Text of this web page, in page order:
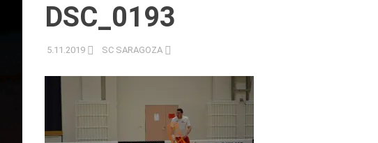
DSC_0193
5.11.2019 SC SARAGOZA